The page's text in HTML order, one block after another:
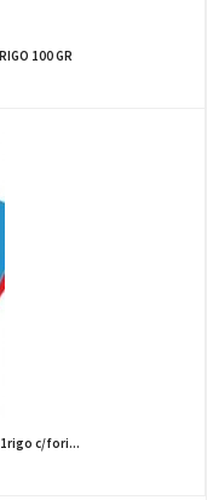
100 GR
1rigo c/fori...